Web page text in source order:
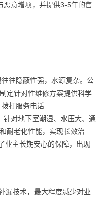
恶意增项，并提供3-5年的售
往隐蔽性强，水源复杂。公
定针对性维修方案提供科学
打服务电话
对地下室潮湿、水压大、通
耐老化性能，实现长效治
业主长期安心的保障，出现
漏技术，最大程度减少对业